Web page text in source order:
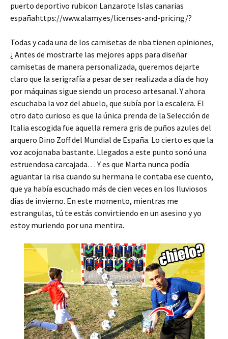
puerto deportivo rubicon Lanzarote Islas canarias
españahttps://www.alamy.es/licenses-and-pricing/?
Todas y cada una de los camisetas de nba tienen opiniones,
¿ Antes de mostrarte las mejores apps para diseñar
camisetas de manera personalizada, queremos dejarte
claro que la serigrafía a pesar de ser realizada a día de hoy
por máquinas sigue siendo un proceso artesanal. Y ahora
escuchaba la voz del abuelo, que subía por la escalera. El
otro dato curioso es que la única prenda de la Selección de
Italia escogida fue aquella remera gris de puños azules del
arquero Dino Zoff del Mundial de España. Lo cierto es que la
voz acojonaba bastante. Llegados a este punto sonó una
estruendosa carcajada… Y es que Marta nunca podía
aguantar la risa cuando su hermana le contaba ese cuento,
que ya había escuchado más de cien veces en los lluviosos
días de invierno. En este momento, mientras me
estrangulas, tú te estás convirtiendo en un asesino y yo
estoy muriendo por una mentira.